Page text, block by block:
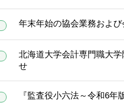
年末年始の協会業務およ
北海道大学会計専門職大
せ
『監査役小六法～令和6年